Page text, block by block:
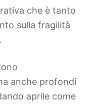
che è tanto
sulla fragilità
anche profondi
aprile come